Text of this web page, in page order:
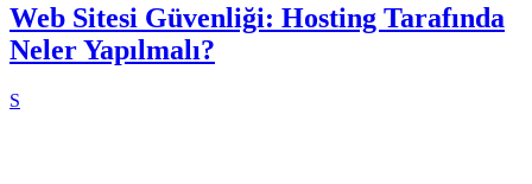
Web Sitesi Güvenliği: Hosting Tarafında
Neler Yapılmalı?
S